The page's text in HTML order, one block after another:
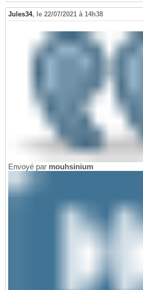
Jules34, le 22/07/2021 à 14h38
Envoyé par mouhsinium